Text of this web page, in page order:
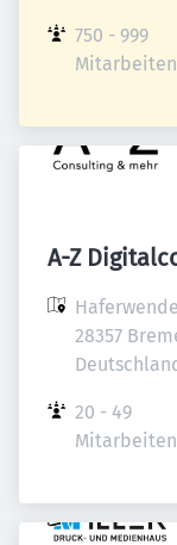
750 - 999
A-Z
28357
20 - 49